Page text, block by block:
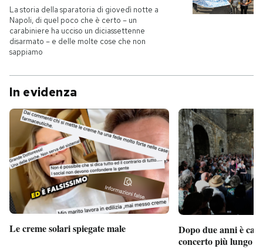
La storia della sparatoria di giovedì notte a
Napoli, di quel poco che è certo – un
carabiniere ha ucciso un diciassettenne
disarmato – e delle molte cose che non
sappiamo
In evidenza
Le creme solari spiegate male
Dopo due anni è
concerto più lungo